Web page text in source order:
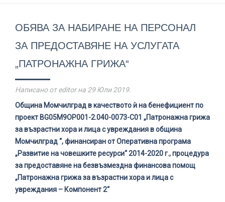
ОБЯВА ЗА НАБИРАНЕ НА ПЕРСОНАЛ
ЗА ПРЕДОСТАВЯНЕ НА УСЛУГАТА
„ПАТРОНАЖНА ГРИЖА“
Написано от editor на 29 Юли 2019.
Община Момчилград в качеството ѝ на бенефициент по
проект BG05M9OP001-2.040-0073-С01 „Патронажна грижа
за възрастни хора и лица с увреждания в община
Момчилград “, финансиран от Оперативна програма
„Развитие на човешките ресурси“ 2014-2020 г., процедура
за предоставяне на безвъзмездна финансова помощ
„Патронажна грижа за възрастни хора и лица с
увреждания – Компонент 2“